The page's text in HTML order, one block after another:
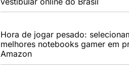
Hora de jogar pesado:
melhores notebooks gamer em
Amazon